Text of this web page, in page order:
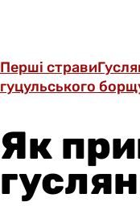
Перші страви
гуцульського
Як